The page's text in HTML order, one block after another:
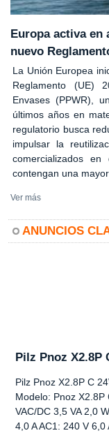
Europa activa en
nuevo
La Unión Europea
Reglamento (UE)
Envases (PPWR),
últimos años en
regulatorio busca
impulsar la
comercializados
contengan una
Ver más
ANUNCIOS
Pilz Pnoz X2.8P
Pilz Pnoz X2.8P C
Modelo: Pnoz X2.8P
VAC/DC 3,5 VA 2,0
4,0 A AC1: 240 V 6,0